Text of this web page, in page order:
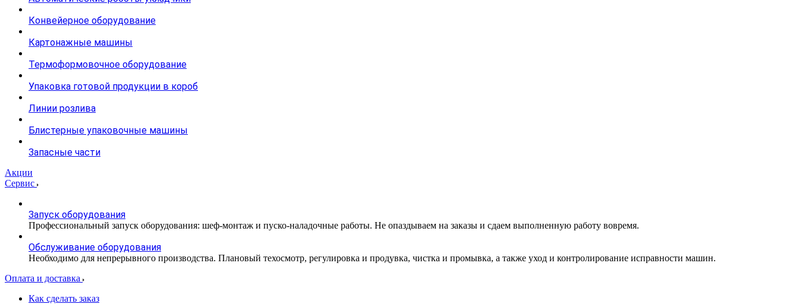
Конвейерное оборудование
Картонажные машины
Термоформовочное оборудование
Упаковка готовой продукции в короб
Линии розлива
Блистерные упаковочные машины
Запасные части
Акции
Сервис
Запуск оборудования
Профессиональный запуск оборудования: шеф-монтаж и пуско-наладочные работы. Не опаздываем на заказы и сдаем выполненную работу вовремя.
Обслуживание оборудования
Необходимо для непрерывного производства. Плановый техосмотр, регулировка и продувка, чистка и промывка, а также уход и контролирование исправности машин.
Оплата и доставка
Как сделать заказ